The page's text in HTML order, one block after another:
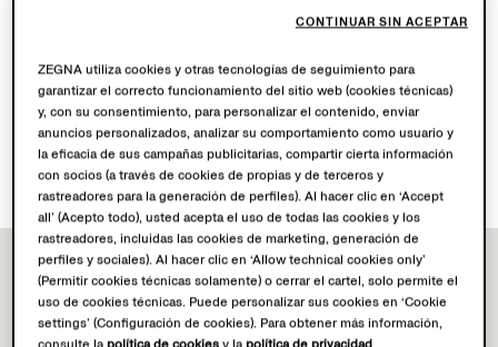
10.00-22.00
SERVICIOS DISPONIBLES
Envío a boutique no disponible.
Devoluciones en boutique disponibles. Descubre más
ZEGNA utiliza cookies y otras tecnologías de seguimiento para
garantizar el correcto funcionamiento del sitio web (cookies técnicas)
y, con su consentimiento, para personalizar el contenido, enviar
anuncios personalizados, analizar su comportamiento como usuario y
la eficacia de sus campañas publicitarias, compartir cierta información
con socios (a través de cookies de propias y de terceros y
rastreadores para la generación de perfiles). Al hacer clic en ‘Accept
all’ (Acepto todo), usted acepta el uso de todas las cookies y los
rastreadores, incluidas las cookies de marketing, generación de
perfiles y sociales). Al hacer clic en ‘Allow technical cookies only’
(Permitir cookies técnicas solamente) o cerrar el cartel, solo permite el
uso de cookies técnicas. Puede personalizar sus cookies en ‘Cookie
settings’ (Configuración de cookies). Para obtener más información,
CONTINUAR SIN ACEPTAR